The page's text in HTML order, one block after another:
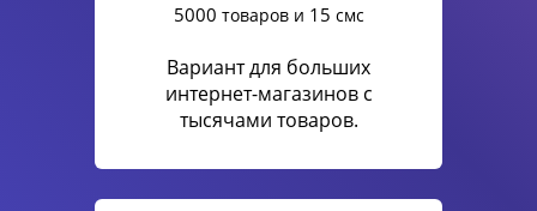
5000 товаров и 15 смс
Вариант для больших
интернет-магазинов с
тысячами товаров.